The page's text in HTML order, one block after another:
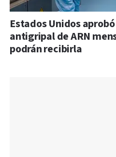
Estados Unidos
antigripal de ARN
podrán recibirla